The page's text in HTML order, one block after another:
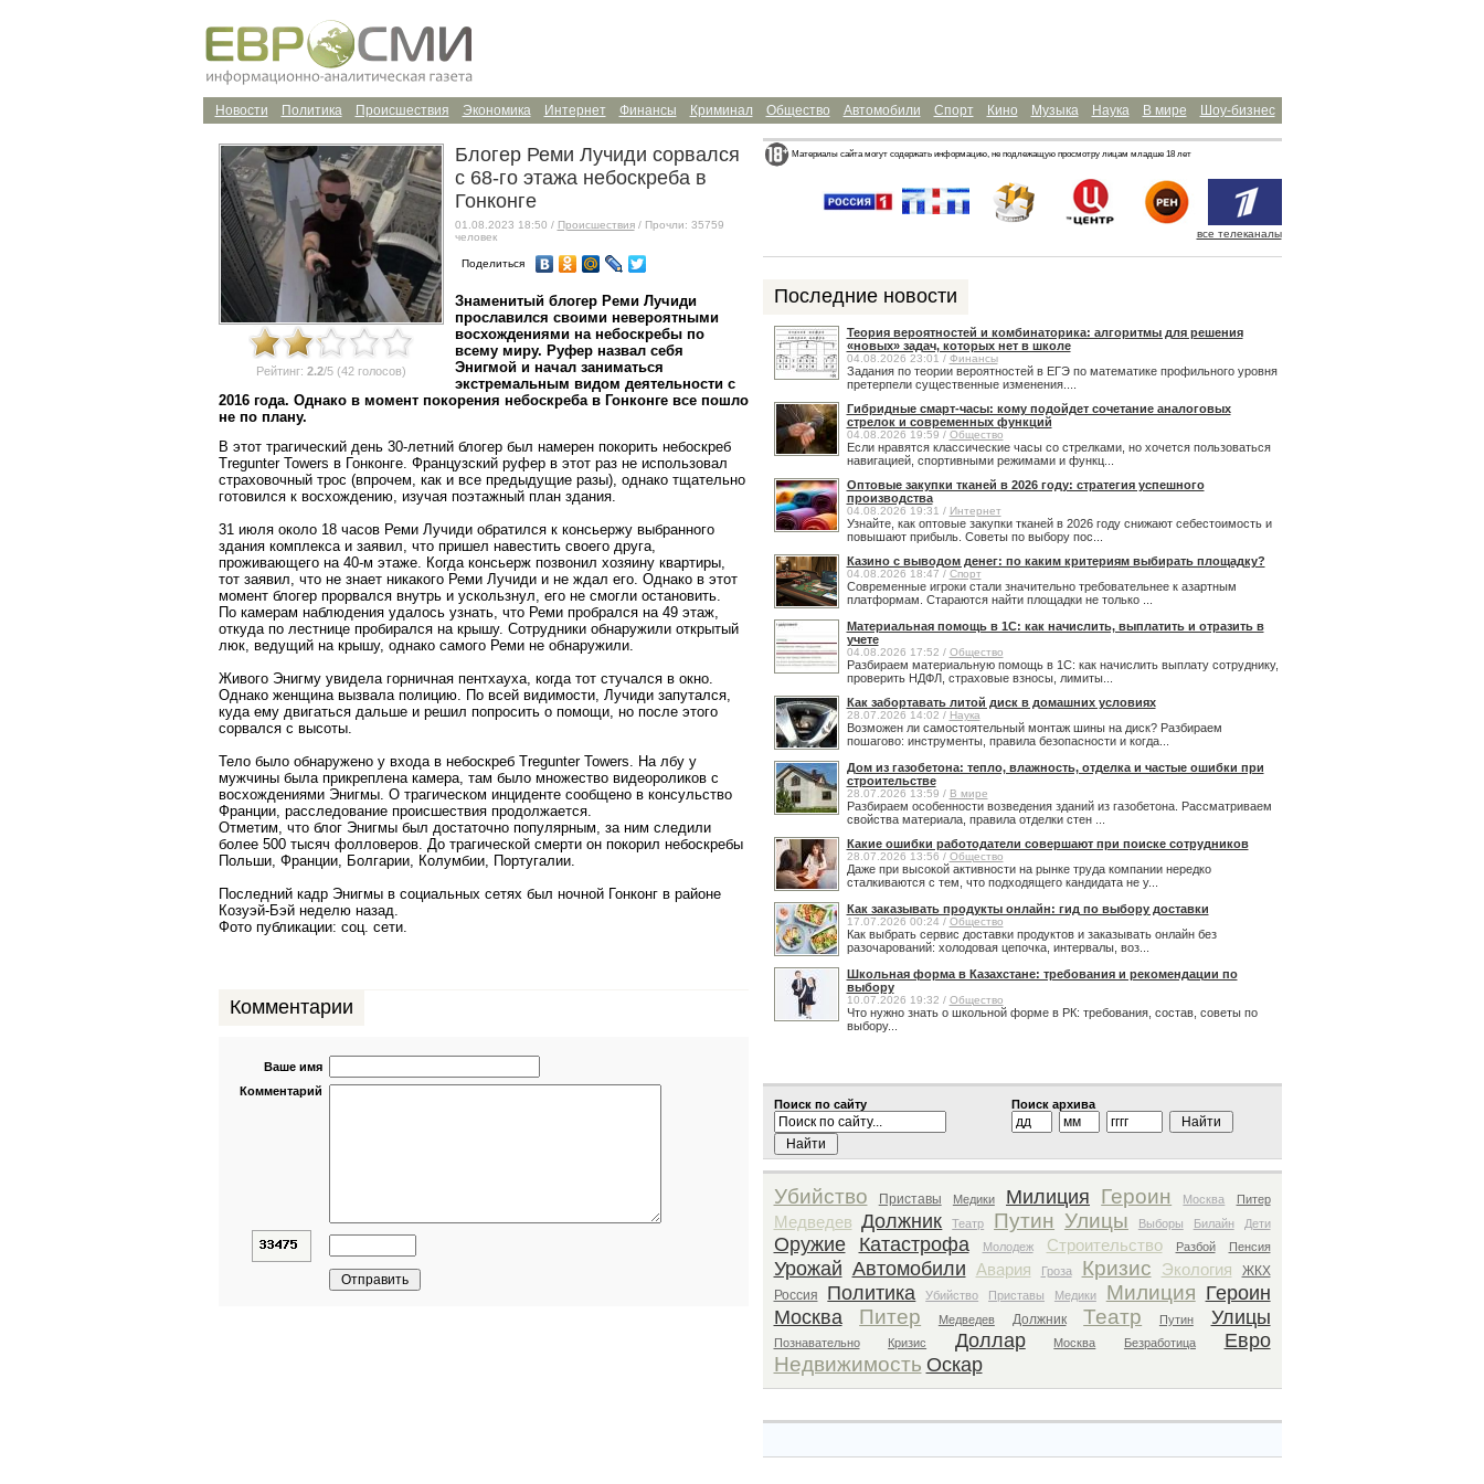
Шоу-бизнес
В мире
Наука
Музыка
Кино
Спорт
Автомобили
Общество
Криминал
Финансы
Интернет
Экономика
Происшествия
Политика
Новости
Рейтинг: 2.2/5 (42 голосов)
Блогер Реми Лучиди сорвался
с 68-го этажа небоскреба в
Гонконге
01.08.2023 18:50 / Происшествия/ Прочли: 35759
человек
Поделиться
Знаменитый блогер Реми Лучиди
прославился своими невероятными
восхождениями на небоскребы по
всему миру. Руфер назвал себя
Энигмой и начал заниматься
экстремальным видом деятельности с
2016 года. Однако в момент покорения небоскреба в Гонконге все пошло
не по плану.
В этот трагический день 30-летний блогер был намерен покорить небоскреб
Tregunter Towers в Гонконге. Французский руфер в этот раз не использовал
страховочный трос (впрочем, как и все предыдущие разы), однако тщательно
готовился к восхождению, изучая поэтажный план здания.
31 июля около 18 часов Реми Лучиди обратился к консьержу выбранного
здания комплекса и заявил, что пришел навестить своего друга,
проживающего на 40-м этаже. Когда консьерж позвонил хозяину квартиры,
тот заявил, что не знает никакого Реми Лучиди и не ждал его. Однако в этот
момент блогер прорвался внутрь и ускользнул, его не смогли остановить.
По камерам наблюдения удалось узнать, что Реми пробрался на 49 этаж,
откуда по лестнице пробирался на крышу. Сотрудники обнаружили открытый
люк, ведущий на крышу, однако самого Реми не обнаружили.
Живого Энигму увидела горничная пентхауха, когда тот стучался в окно.
Однако женщина вызвала полицию. По всей видимости, Лучиди запутался,
куда ему двигаться дальше и решил попросить о помощи, но после этого
сорвался с высоты.
Тело было обнаружено у входа в небоскреб Tregunter Towers. На лбу у
мужчины была прикреплена камера, там было множество видеороликов с
восхождениями Энигмы. О трагическом инциденте сообщено в консульство
Франции, расследование происшествия продолжается.
Отметим, что блог Энигмы был достаточно популярным, за ним следили
более 500 тысяч фолловеров. До трагической смерти он покорил небоскребы
Польши, Франции, Болгарии, Колумбии, Португалии.
Последний кадр Энигмы в социальных сетях был ночной Гонконг в районе
Козуэй-Бэй неделю назад.
Фото публикации: соц. сети.
Комментарии
Ваше имя
Комментарий
Материалы сайта могут содержать информацию, не подлежащую просмотру лицам младше 18 лет
все телеканалы
Последние новости
Теория вероятностей и комбинаторика: алгоритмы для решения
«новых» задач, которых нет в школе
04.08.2026 23:01 / Финансы
Задания по теории вероятностей в ЕГЭ по математике профильного уровня
претерпели существенные изменения....
Гибридные смарт-часы: кому подойдет сочетание аналоговых
стрелок и современных функций
04.08.2026 19:59 / Общество
Если нравятся классические часы со стрелками, но хочется пользоваться
навигацией, спортивными режимами и функц...
Оптовые закупки тканей в 2026 году: стратегия успешного
производства
04.08.2026 19:31 / Интернет
Узнайте, как оптовые закупки тканей в 2026 году снижают себестоимость и
повышают прибыль. Советы по выбору пос...
Казино с выводом денег: по каким критериям выбирать площадку?
04.08.2026 18:47 / Спорт
Современные игроки стали значительно требовательнее к азартным
платформам. Стараются найти площадки не только ...
Материальная помощь в 1С: как начислить, выплатить и отразить в
учете
04.08.2026 17:52 / Общество
Разбираем материальную помощь в 1С: как начислить выплату сотруднику,
проверить НДФЛ, страховые взносы, лимиты...
Как забортавать литой диск в домашних условиях
28.07.2026 14:02 / Наука
Возможен ли самостоятельный монтаж шины на диск? Разбираем
пошагово: инструменты, правила безопасности и когда...
Дом из газобетона: тепло, влажность, отделка и частые ошибки при
строительстве
28.07.2026 13:59 / В мире
Разбираем особенности возведения зданий из газобетона. Рассматриваем
свойства материала, правила отделки стен ...
Какие ошибки работодатели совершают при поиске сотрудников
28.07.2026 13:56 / Общество
Даже при высокой активности на рынке труда компании нередко
сталкиваются с тем, что подходящего кандидата не у...
Как заказывать продукты онлайн: гид по выбору доставки
17.07.2026 00:24 / Общество
Как выбрать сервис доставки продуктов и заказывать онлайн без
разочарований: холодовая цепочка, интервалы, воз...
Школьная форма в Казахстане: требования и рекомендации по
выбору
10.07.2026 19:32 / Общество
Что нужно знать о школьной форме в РК: требования, состав, советы по
выбору...
Поиск по сайту Поиск архива
Убийство Приставы Медики Милиция Героин Москва Питер
Медведев Должник Театр Путин Улицы Выборы Билайн Дети
Оружие Катастрофа Молодеж Строительство Разбой Пенсия
Урожай Автомобили Авария Гроза Кризис Экология
ЖКХ
Россия
Политика Убийство Приставы Медики Милиция Героин
Москва
Питер Медведев Должник Театр Путин Улицы
Познавательно Кризис Доллар Москва Безработица Евро
Недвижимость Оскар